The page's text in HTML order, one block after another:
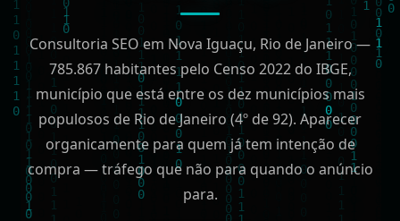
Consultoria SEO em Nova Iguaçu, Rio de Janeiro —
785.867 habitantes pelo Censo 2022 do IBGE,
município que está entre os dez municípios mais
populosos de Rio de Janeiro (4º de 92). Aparecer
organicamente para quem já tem intenção de
compra — tráfego que não para quando o anúncio
para.